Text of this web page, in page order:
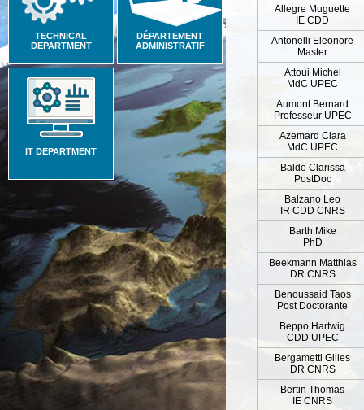
TECHNICAL
DEPARTMENT
DÉPARTEMENT
ADMINISTRATIF
IT DEPARTMENT
Allegre Muguette
IE CDD
Antonelli Eleonore
Master
Attoui Michel
MdC UPEC
Aumont Bernard
Professeur UPEC
Azemard Clara
MdC UPEC
Baldo Clarissa
PostDoc
Balzano Leo
IR CDD CNRS
Barth Mike
PhD
Beekmann Matthias
DR CNRS
Benoussaid Taos
Post Doctorante
Beppo Hartwig
CDD UPEC
Bergametti Gilles
DR CNRS
Bertin Thomas
IE CNRS